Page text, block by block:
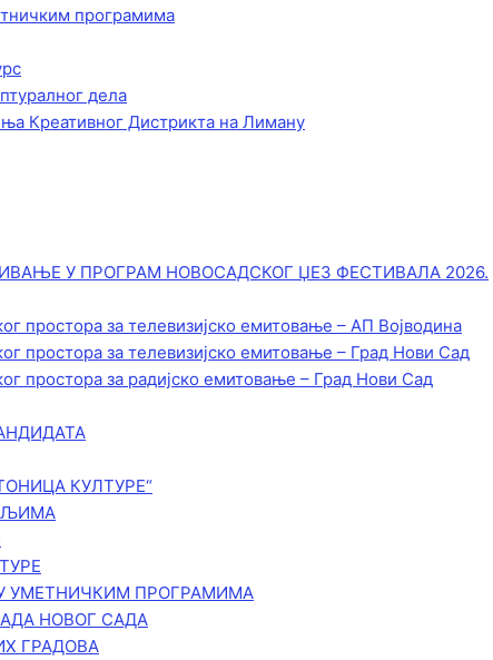
програмима
дела
Креативног Дистрикта на Лиману
У ПРОГРАМ НОВОСАДСКОГ ЏЕЗ ФЕСТИВАЛА 2026.
простора за телевизијско емитовање – АП Војводинa
простора за телевизијско емитовање – Град Нови Сад
простора за радијско емитовање – Град Нови Сад
КУЛТУРЕ“
УМЕТНИЧКИМ ПРОГРАМИМА
НОВОГ САДА
ГРАДОВА